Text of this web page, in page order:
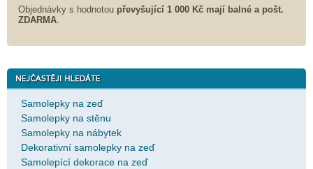
Objednávky s hodnotou převyšující 1 000 Kč mají balné a pošt.
ZDARMA
Samolepky na zeď
Samolepky na stěnu
Samolepky na nábytek
Dekorativní samolepky na zeď
Samolepící dekorace na zeď